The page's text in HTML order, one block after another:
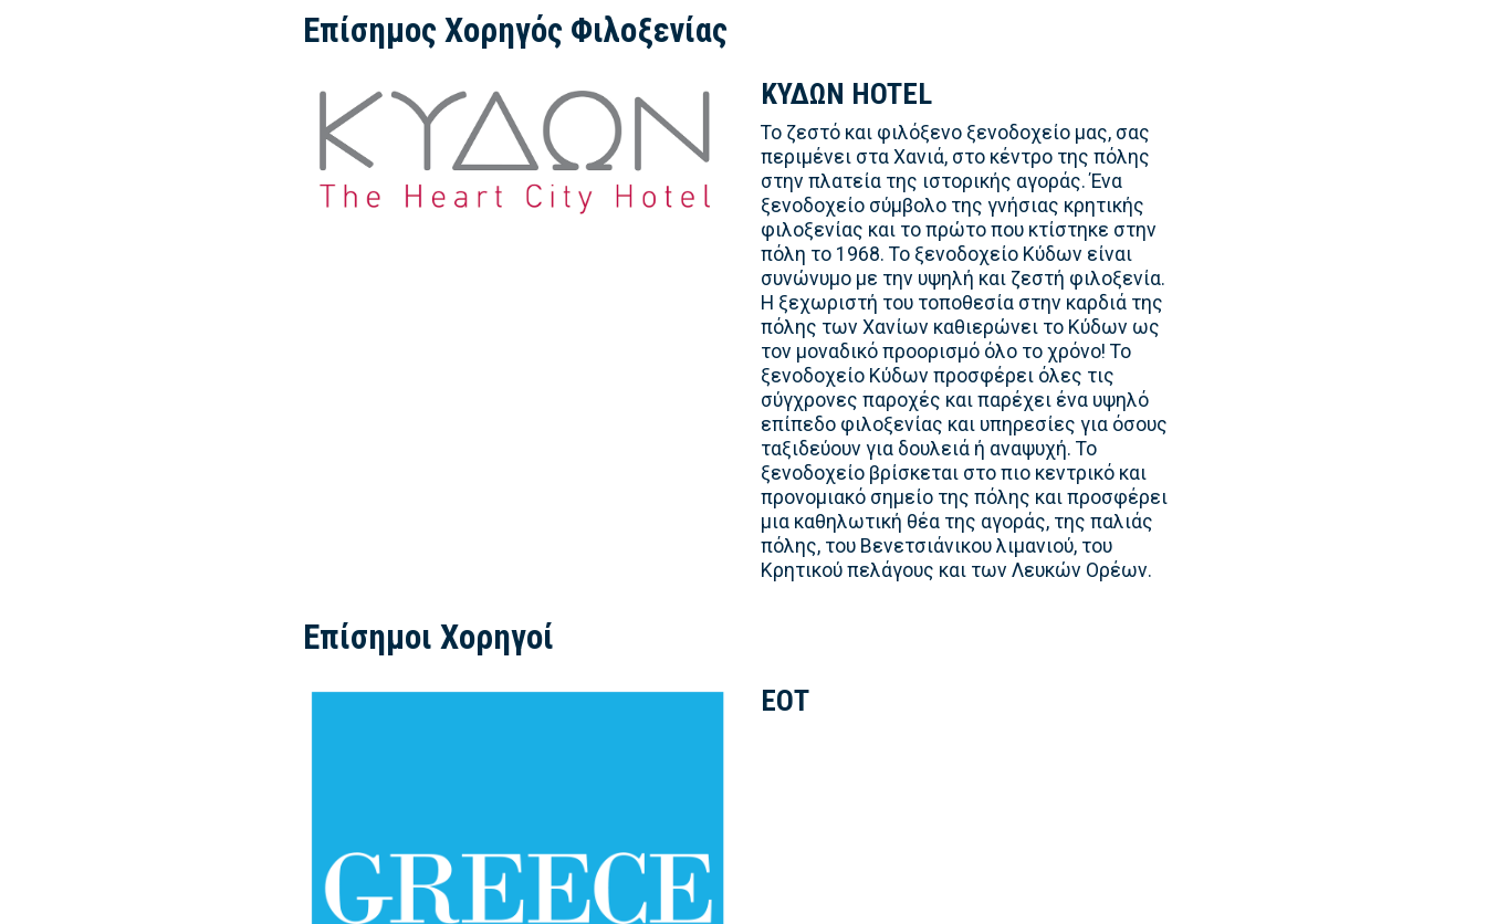
Επίσημος Χορηγός Φιλοξενίας
ΚΥΔΩΝ HOTEL
Το ζεστό και φιλόξενο ξενοδοχείο μας, σας
περιμένει στα Χανιά, στο κέντρο της πόλης
στην πλατεία της ιστορικής αγοράς. Ένα
ξενοδοχείο σύμβολο της γνήσιας κρητικής
φιλοξενίας και το πρώτο που κτίστηκε στην
πόλη το 1968. Το ξενοδοχείο Κύδων είναι
συνώνυμο με την υψηλή και ζεστή φιλοξενία.
Η ξεχωριστή του τοποθεσία στην καρδιά της
πόλης των Χανίων καθιερώνει το Κύδων ως
τον μοναδικό προορισμό όλο το χρόνο! Το
ξενοδοχείο Κύδων προσφέρει όλες τις
σύγχρονες παροχές και παρέχει ένα υψηλό
επίπεδο φιλοξενίας και υπηρεσίες για όσους
ταξιδεύουν για δουλειά ή αναψυχή. Το
ξενοδοχείο βρίσκεται στο πιο κεντρικό και
προνομιακό σημείο της πόλης και προσφέρει
μια καθηλωτική θέα της αγοράς, της παλιάς
πόλης, του Βενετσιάνικου λιμανιού, του
Κρητικού πελάγους και των Λευκών Ορέων.
Επίσημοι Χορηγοί
ΕΟΤ